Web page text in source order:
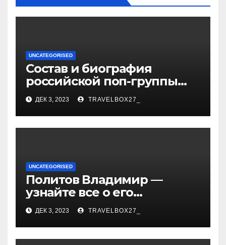
UNCATEGORISED
Состав и биография
российской поп-группы
«Иванушки интернешнл»
— история успеха, музыка
и судьбы участников
ДЕК 3, 2023 TRAVELBOX27_
UNCATEGORISED
Политов Владимир —
узнайте все о его
биографии, возрасте и
впечатляющих
достижениях!
ДЕК 3, 2023 TRAVELBOX27_